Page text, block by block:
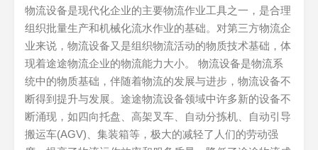
物流设备是现代化企业的主要物流作业工具之一，是合理
组织批量生产和机械化流水作业的基础。对第三方物流企
业来说，物流设备又是组织物流活动的物质技术基础，体
现着途途物流企业的物流能力大小。 物流设备是物流系
统中的物质基础，伴随着物流的发展与进步，物流设备不
断得到提升与发展。途途物流设备领域中许多新的设备不
断涌现，如四向托盘、高架叉车、自动分拣机、自动引导
搬运车(AGV)、集装箱等，极大的减轻了人们的劳动强